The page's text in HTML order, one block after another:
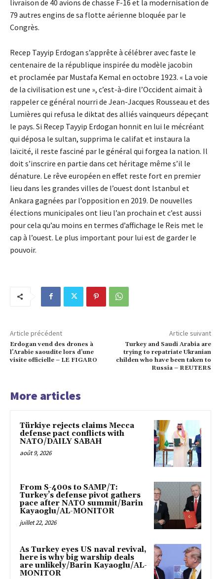
livraison de 40 avions de chasse F-16 et la modernisation de
79 autres engins de sa flotte aérienne bloquée par le
Congrès.
Recep Tayyip Erdogan s’apprête à célébrer avec faste le
centenaire de la république inspirée du modèle jacobin
et proclamée par Mustafa Kemal en octobre 1923. « La voie
de la civilisation est une », c’est-à-dire l’Occident aimait à
rappeler ce général nourri de Jean-Jacques Rousseau et des
Lumières qui refusa le diktat des alliés vainqueurs dépeçant
le pays. Si Recep Tayyip Erdogan honnit en lui le mécréant
qui déposa le sultan, supprima le califat et instaura la
laïcité, il reste fasciné par le général qui forgea la nation. Il
doit s’inscrire en partie dans cet héritage même s’il le
dénature. Le rêve européen en effet reste fort en premier
lieu dans les grandes villes de l’ouest dont Istanbul et
Ankara gagnées par l’opposition en 2019. De nouvelles
élections municipales ont lieu l’an prochain et c’est aussi
pour cela qu’au moins en termes d’affichage le Reis met le
cap à l’ouest. Le plus important pour lui est de garder le
pouvoir.
Article précédent
Erdogan vend des drones à
l’Arabie saoudite lors d’une
visite officielle – LE FIGARO
Article suivant
Turkey and Saudi Arabia are
trying to repatriate Ukranian
childen who have been taken to
Russia – REUTERS
More articles
Türkiye rejects claims Mecca
defense pact conflicts with
NATO/DAILY SABAH
août 9, 2026
From S-400s to SAMP/T:
Turkey’s defense pivot gathers
pace after NATO summit/Barin
Kayaoglu/AL-MONITOR
juillet 22, 2026
As Turkey eyes US naval revival,
here is why big warship deals
are unlikely/Barin Kayaoglu/AL-
MONITOR